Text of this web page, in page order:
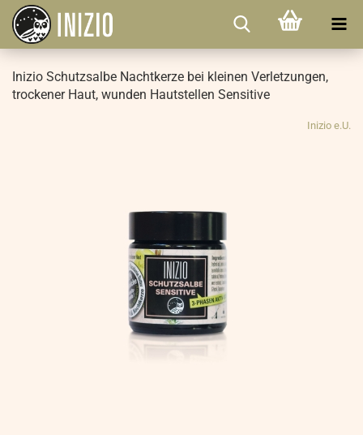
Inizio Schutzsalbe Nachtkerze bei kleinen Verletzungen,
trockener Haut, wunden Hautstellen Sensitive
Inizio e.U.